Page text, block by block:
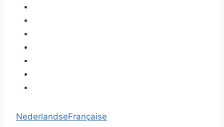
NederlandseFrançaise